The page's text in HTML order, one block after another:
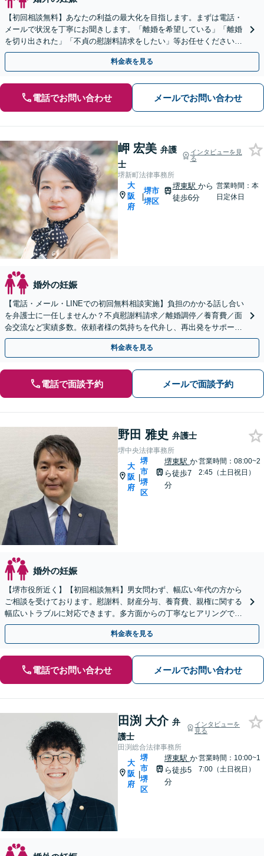
【初回相談無料】あなたの利益の最大化を目指します。まずは電話・
メールで状況を丁寧にお聞きします。「離婚を希望している」「離婚
を切り出された」「不貞の慰謝料請求をしたい」等お任せください。
【リーズナブルな料金設定】
料金表を見る
電話でお問い合わせ メールでお問い合わせ
岬 宏美 弁護
士
インタビューを見
る
堺新町法律事務所
大
阪
府
|
堺市
堺区
堺東駅 から
徒歩6分
営業時間：本
日定休日
婚外の妊娠
【電話・メール・LINEでの初回無料相談実施】負担のかかる話し合い
を弁護士に一任しませんか？不貞慰謝料請求／離婚調停／養育費／面
会交流など実績多数。依頼者様の気持ちを代弁し、再出発をサポート
【完全個室】
料金表を見る
電話で面談予約 メールで面談予約
野田 雅史 弁護士
堺中央法律事務所
大
阪
府
|
堺
市
堺
区
堺東駅 か
ら徒歩7
分
営業時間：08:00~2
2:45（土日祝日）
婚外の妊娠
【堺市役所近く】【初回相談無料】男女問わず、幅広い年代の方から
ご相談を受けております。慰謝料、財産分与、養育費、親権に関する
幅広いトラブルに対応できます。多方面からの丁寧なヒアリングで証
拠を見つけ出し、有利な解決を目指します。
料金表を見る
電話でお問い合わせ メールでお問い合わせ
田渕 大介 弁
護士
インタビューを
見る
田渕総合法律事務所
大
阪
府
|
堺
市
堺
区
堺東駅 か
ら徒歩5
分
営業時間：10:00~1
7:00（土日祝日）